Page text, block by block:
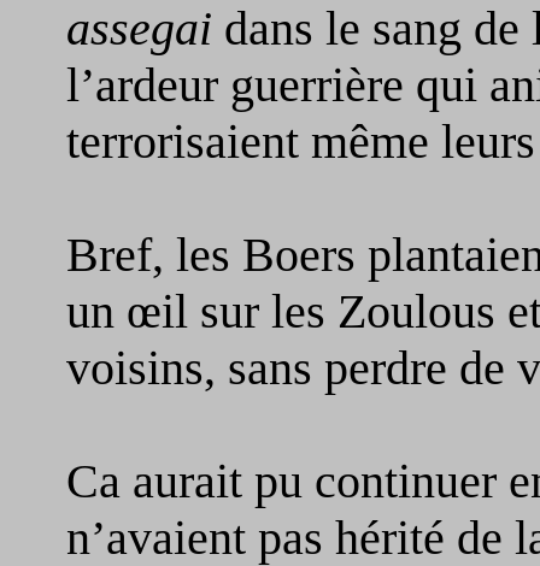
assegai dans le sang
l’ardeur guerrière qui
terrorisaient même
Bref, les Boers
un œil sur les Zoulous
voisins, sans perdre de
Ca aurait pu continuer
n’avaient pas hérité de